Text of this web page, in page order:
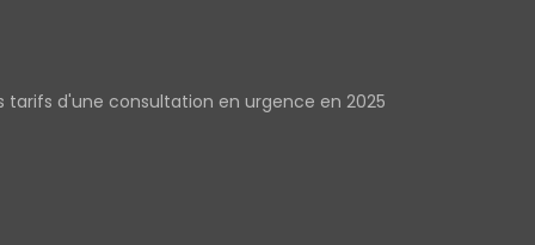
tarifs d'une consultation en urgence en 2025